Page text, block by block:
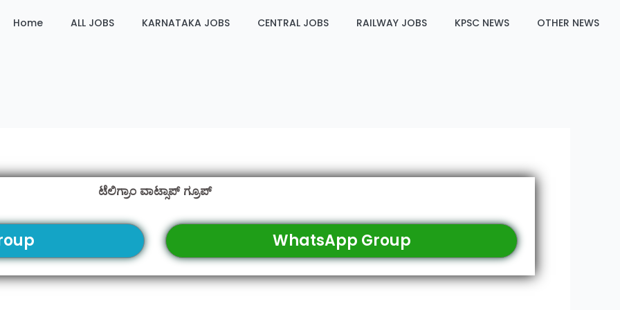
Home ALL JOBS KARNATAKA JOBS CENTRAL JOBS RAILWAY JOBS KPSC NEWS OTHER NEWS
ಟೆಲಿಗ್ರಾಂ ವಾಟ್ಸಾಪ್ ಗ್ರೂಪ್
WhatsApp Group